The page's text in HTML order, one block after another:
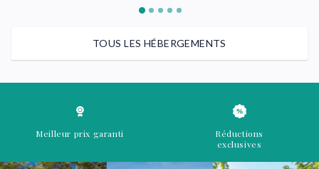
TOUS LES HÉBERGEMENTS
Meilleur prix garanti
Réductions
exclusives